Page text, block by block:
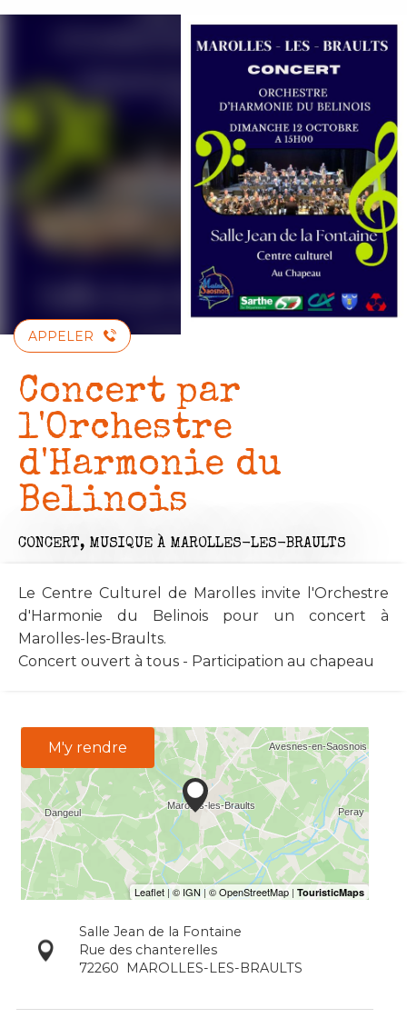
Aller
APPELER
Concert par
l'Orchestre
d'Harmonie du
Belinois
CONCERT, MUSIQUE À MAROLLES-LES-BRAULTS
Le Centre Culturel de Marolles invite l'Orchestre
d'Harmonie du Belinois pour un concert à
Marolles-les-Braults.
Concert ouvert à tous - Participation au chapeau
M'y rendre
Salle Jean de la Fontaine
Rue des chanterelles
72260
MAROLLES-LES-BRAULTS